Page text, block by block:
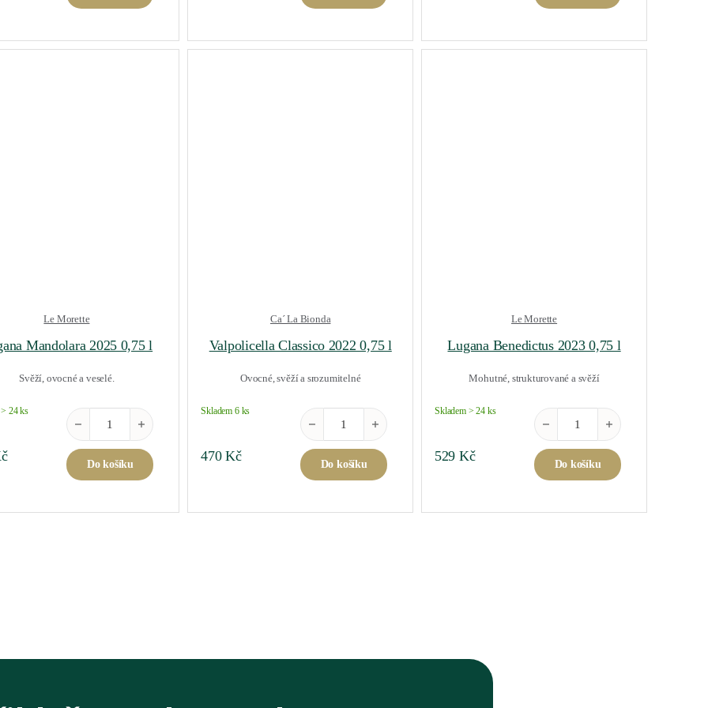
Le Morette
Mandolara 2025 0,75 l
Svěží, ovocné a veselé.
24 ks Lugana Mandolara 2025 0,75 l množství
Do košíku
Ca´ La Bionda
Valpolicella Classico 2022 0,75 l
Ovocné, svěží a srozumitelné
Skladem 6 ks
470Kč
Valpolicella Classico 2022 0,75 l množství
Do košíku
Le Morette
Lugana Benedictus 2023 0,75 l
Mohutné, strukturované a svěží
Skladem > 24 ks
529 Kč
Lugana Benedictus 2023 0,75 l
Do košíku